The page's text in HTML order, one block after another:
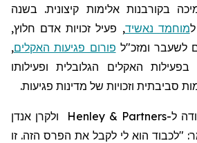
בקורבנות אלימות קיצונית. בשנה
מוחמד נאשיד, פעיל זכויות אדם חלוץ,
לשעבר ומזכ"ל פורום פגיעות האקלים,
האקלים הגלובלית ופעילותו
סביבתית וזכויות של מדינות פגיעות.
ל-Henley & Partners
ולקרן אנדן
"לכבוד הוא לי לקבל את הפרס הזה. זו